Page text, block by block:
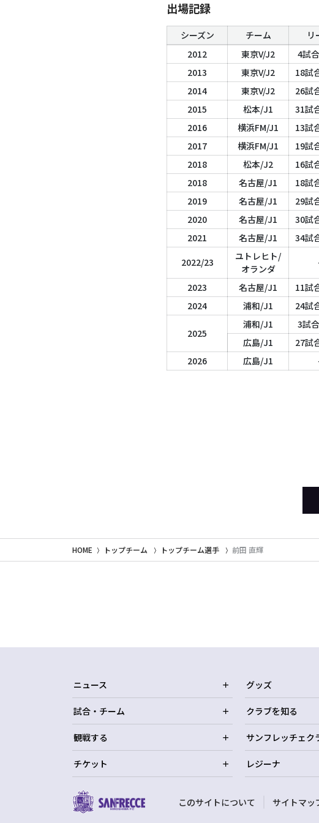
出場記録
シーズン チーム リ
2012
東京V/J2 4試
2013
東京V/J2 18試
2014
東京V/J2 26試
2015
松本/J1 31試
2016
横浜FM/J1 13試
2017
横浜FM/J1 19試
2018
松本/J2 16試
2018
名古屋/J1 18試
2019
名古屋/J1 29試
2020
名古屋/J1 30試
2021
名古屋/J1 34試
2022/23
ユトレヒト/
オランダ
2023 名古屋/J1 11試
2024
浦和/J1 24試
2025
浦和/J1 3試
広島/J1
27試
2026
広島/J1
HOME トップチーム トップチーム選手 前田 直輝
ニュース
試合・チーム
観戦する
チケット
グッズ
クラブを知る
サンフレッチェク
レジーナ
このサイトについて サイトマッ